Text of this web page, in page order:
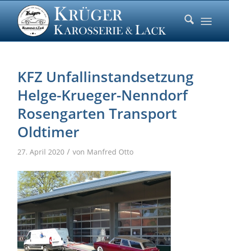
KFZ Unfallinstandsetzung
Helge-Krueger-Nenndorf
Rosengarten Transport
Oldtimer
27. April 2020 / von Manfred Otto